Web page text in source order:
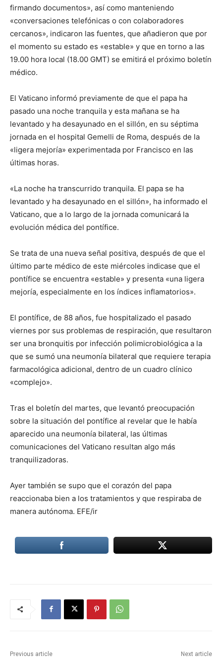
firmando documentos», así como manteniendo
«conversaciones telefónicas o con colaboradores
cercanos», indicaron las fuentes, que añadieron que por
el momento su estado es «estable» y que en torno a las
19.00 hora local (18.00 GMT) se emitirá el próximo boletín
médico.
El Vaticano informó previamente de que el papa ha
pasado una noche tranquila y esta mañana se ha
levantado y ha desayunado en el sillón, en su séptima
jornada en el hospital Gemelli de Roma, después de la
«ligera mejoría» experimentada por Francisco en las
últimas horas.
«La noche ha transcurrido tranquila. El papa se ha
levantado y ha desayunado en el sillón», ha informado el
Vaticano, que a lo largo de la jornada comunicará la
evolución médica del pontífice.
Se trata de una nueva señal positiva, después de que el
último parte médico de este miércoles indicase que el
pontífice se encuentra «estable» y presenta «una ligera
mejoría, especialmente en los índices inflamatorios».
El pontífice, de 88 años, fue hospitalizado el pasado
viernes por sus problemas de respiración, que resultaron
ser una bronquitis por infección polimicrobiológica a la
que se sumó una neumonía bilateral que requiere terapia
farmacológica adicional, dentro de un cuadro clínico
«complejo».
Tras el boletín del martes, que levantó preocupación
sobre la situación del pontífice al revelar que le había
aparecido una neumonía bilateral, las últimas
comunicaciones del Vaticano resultan algo más
tranquilizadoras.
Ayer también se supo que el corazón del papa
reaccionaba bien a los tratamientos y que respiraba de
manera autónoma. EFE/ir
Previous article Next article